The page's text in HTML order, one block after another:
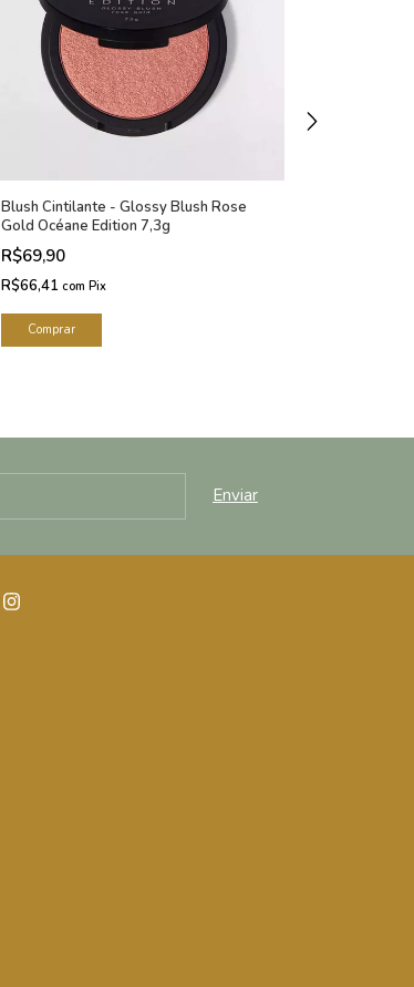
Blush Cintilante - Glossy Blush Rose
Gold Océane Edition 7,3g
R$69,90
R$66,41 com Pix